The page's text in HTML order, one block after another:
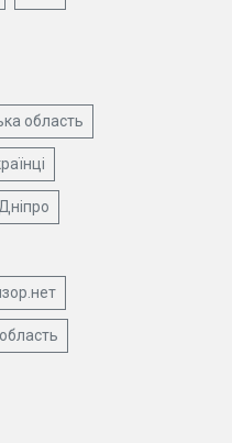
область
Дніпро